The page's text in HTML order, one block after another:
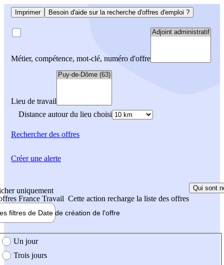
Imprimer Besoin d'aide sur la recherche d'offres d'emploi ?
Métier, compétence, mot-clé, numéro d'offre
Lieu de travail
Distance autour du lieu choisi
Rechercherdes offres
uniquement
France Travail Cette action recharge la liste des offres
Qui sont
filtres de Date de création de l'offre
création de l'offre
Un jour
Trois jours
Créer une alerte